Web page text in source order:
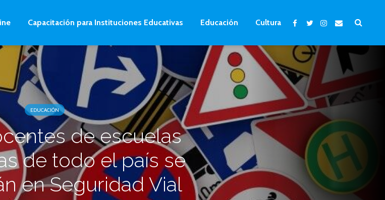
Capacitación para Instituciones Educativas Educación Cultura
EDUCACIÓN
de escuelas
de todo el país se
en Seguridad Vial